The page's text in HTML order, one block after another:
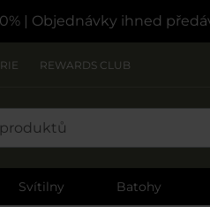
| Objednávky ihned
REWARDS CLUB
Svítilny Batohy